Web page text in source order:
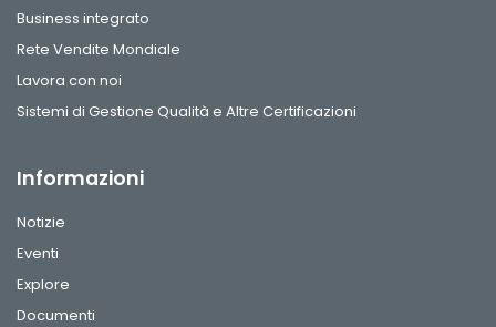
Business integrato
Rete Vendite Mondiale
Lavora con noi
Sistemi di Gestione Qualità e Altre Certificazioni
Informazioni
Notizie
Eventi
Explore
Documenti